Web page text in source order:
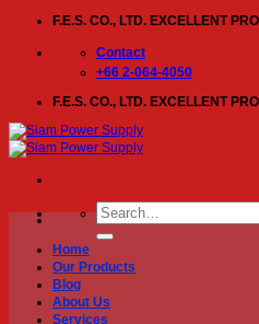
content
F.E.S. CO., LTD. EXCELLENT
Contact
+66 2-064-4050
F.E.S. CO., LTD. EXCELLENT
Search
for:
Home
Our Products
Blog
About Us
Services